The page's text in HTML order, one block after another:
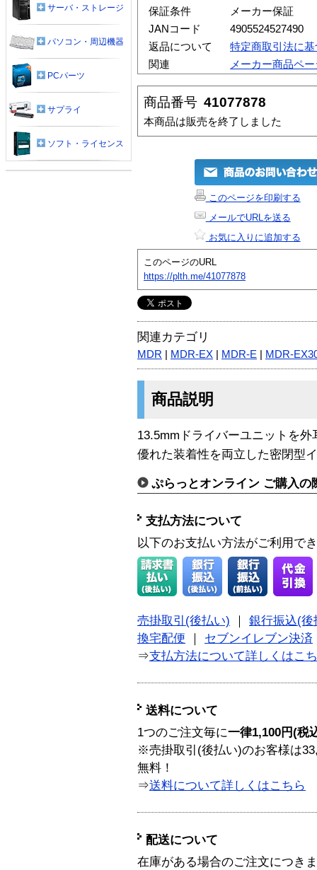
保証条件
メーカー保証
JANコード
4905524527490
返品について
特定商取引法に
関連
メーカー商品ペ
商品番号 41077878
本商品は販売を終了しました
このページを印刷する
メールでURLを送る
お気に入りに追加する
このページのURL
https://plth.me/41077878
関連カテゴリ
MDR MDR-EX MDR-E MDR-
商品説明
13.5mmドライバーユニットを
優れた装着性を両立した密閉型
ぷらっとオンライン ご購入の
支払方法について
以下のお支払い方法がご利用で
売掛取引(後払い)
銀行振込(後
換宅配便
セブンイレブン決済
⇒支払方法について詳しくはこ
送料について
1つのご注文毎に一律1,100円(税
※売掛取引(後払い)のお客様は
無料！
⇒送料について詳しくはこちら
配送について
在庫がある場合のご注文につき
サーバ・ストレージ
パソコン・周辺機器
PCパーツ
サプライ
ソフト・ライセンス